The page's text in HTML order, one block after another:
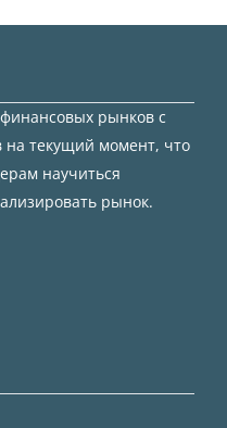
рынков с
текущий момент, что
научиться
рынок.